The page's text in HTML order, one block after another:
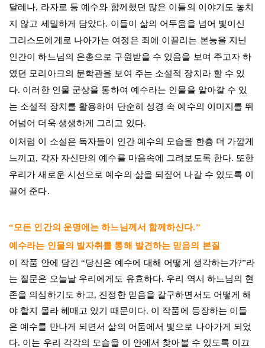
달레나, 라자로 등 예수와 함께했던 많은 이들의 이야기도 놓치
지 않고 세밀하게 담았다. 이들이 삶의 어두움을 넘어 빛이신
그리스도에게로 나아가는 여정은 죄에 이끌리는 본능을 지닌
인간이 하느님의 은총으로 구원받을 수 있음을 보여 주고자 하
였던 모리아크의 문학관을 보여 주는 소설적 장치라 할 수 있
다. 이러한 인물 군상을 통하여 예수라는 인물을 알아갈 수 있
는 소설적 장치를 활용하여 단순히 성경 속 예수의 이미지를 뛰
어넘어 더욱 생생하게 그리고 있다.
이처럼 이 소설은 독자들이 인간 예수의 모습을 한층 더 가깝게
느끼고, 각자 자신만의 예수를 마음속에 그려보도록 한다. 또한
우리가 새로운 시선으로 예수의 삶을 되짚어 나갈 수 있도록 이
끌어 준다.
“모든 인간의 운명에는 하느님께서 함께하신다.”
예수라는 인물의 발자취를 통해 발견하는 믿음의 본질
이 작품 안에 담긴 “당신은 예수에 대해 어떻게 생각하는가?”라
는 질문은 오늘날 우리에게도 유효하다. 우리 역시 하느님의 현
존을 의심하기도 하고, 진정한 믿음을 갈구하면서도 어떻게 해
야 할지 몰라 헤매고 있기 때문이다. 이 작품에 등장하는 이들
은 예수를 만나게 되면서 삶의 어둠에서 빛으로 나아가게 되었
다. 이는 우리 각각의 모습을 이 안에서 찾아볼 수 있도록 이끄